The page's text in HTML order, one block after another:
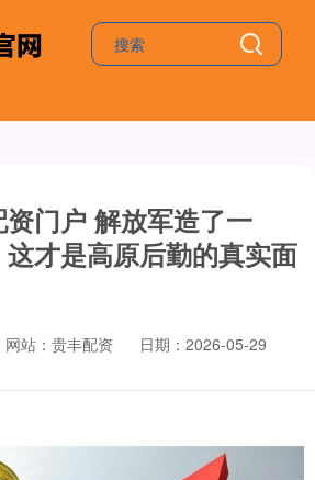
门户 解放军造了一
才是高原后勤的真实面
网站：贵丰配资
日期：2026-05-29